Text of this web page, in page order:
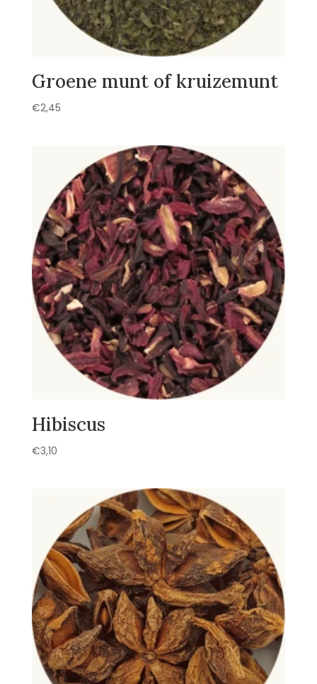
Groene munt of kruizemunt
€2,45
Hibiscus
€3,10